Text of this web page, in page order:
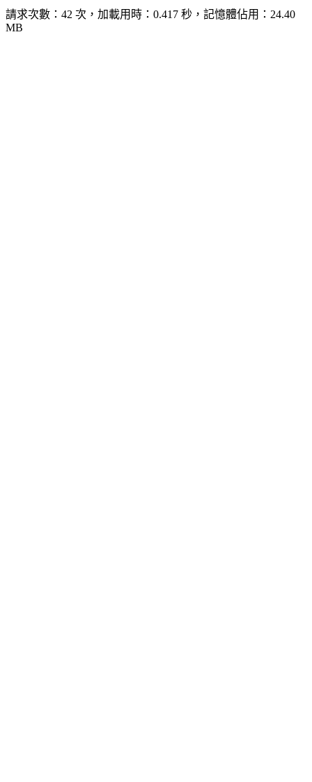
請求次數：42 次，加載用時：0.417 秒，記憶體佔用：24.40
MB